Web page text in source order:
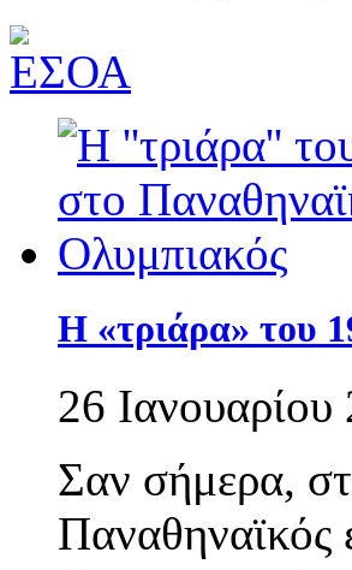
Η «τριάρα» του
26 Ιανουαρίου
Σαν σήμερα,
Παναθηναϊκός